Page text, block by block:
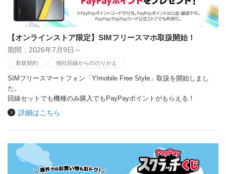
【オンラインストア限定】SIMフリースマホ取扱開始！
期間：2026年7月9日～
新規契約 他社回線からののりかえ
SIMフリースマートフォン「Y!mobile Free Style」取扱を開始しまし
た。
回線セットでも機種のみ購入でもPayPayポイントがもらえる！
詳細はこちら